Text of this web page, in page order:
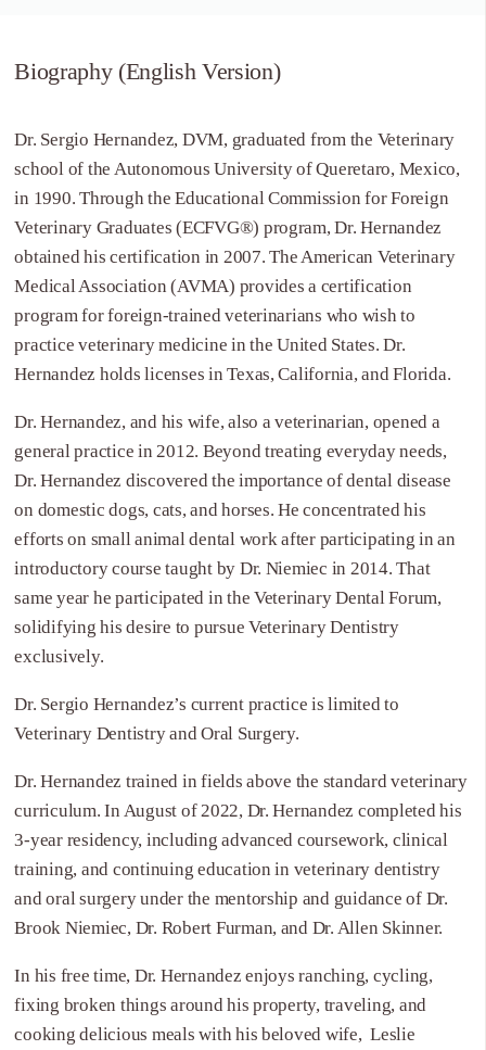
Biography (English Version)
Dr. Sergio Hernandez, DVM, graduated from the Veterinary
school of the Autonomous University of Queretaro, Mexico,
in 1990. Through the Educational Commission for Foreign
Veterinary Graduates (ECFVG®) program, Dr. Hernandez
obtained his certification in 2007. The American Veterinary
Medical Association (AVMA) provides a certification
program for foreign-trained veterinarians who wish to
practice veterinary medicine in the United States. Dr.
Hernandez holds licenses in Texas, California, and Florida.
Dr. Hernandez, and his wife, also a veterinarian, opened a
general practice in 2012. Beyond treating everyday needs,
Dr. Hernandez discovered the importance of dental disease
on domestic dogs, cats, and horses. He concentrated his
efforts on small animal dental work after participating in an
introductory course taught by Dr. Niemiec in 2014. That
same year he participated in the Veterinary Dental Forum,
solidifying his desire to pursue Veterinary Dentistry
exclusively.
Dr. Sergio Hernandez’s current practice is limited to
Veterinary Dentistry and Oral Surgery.
Dr. Hernandez trained in fields above the standard veterinary
curriculum. In August of 2022, Dr. Hernandez completed his
3-year residency, including advanced coursework, clinical
training, and continuing education in veterinary dentistry
and oral surgery under the mentorship and guidance of Dr.
Brook Niemiec, Dr. Robert Furman, and Dr. Allen Skinner.
In his free time, Dr. Hernandez enjoys ranching, cycling,
fixing broken things around his property, traveling, and
cooking delicious meals with his beloved wife, Leslie